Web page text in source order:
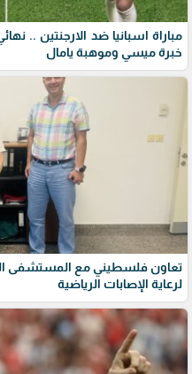
خبرة ميسي وموهبة يامال
تعاون فلسطيني مع المستشفى
لرعاية الإصابات الرياضية